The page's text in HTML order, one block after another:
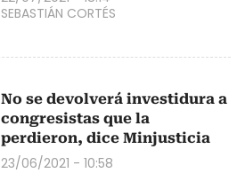
SEBASTIÁN CORTÉS
No se devolverá investidura a
congresistas que la
perdieron, dice Minjusticia
23/06/2021 - 10:58